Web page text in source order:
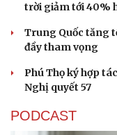
trời giảm tới 40%
Trung Quốc tăng
đầy tham vọng
Phú Thọ ký hợp
Nghị quyết 57
PODCAST